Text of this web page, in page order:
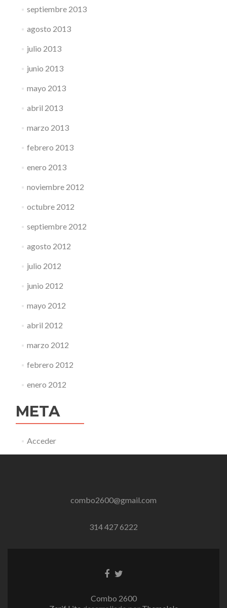
septiembre 2013
agosto 2013
julio 2013
junio 2013
mayo 2013
abril 2013
marzo 2013
febrero 2013
enero 2013
noviembre 2012
octubre 2012
septiembre 2012
agosto 2012
julio 2012
junio 2012
mayo 2012
abril 2012
marzo 2012
febrero 2012
enero 2012
META
Acceder
combo2600@gmail.com
314 427 6222
EnlaceEnlace
Combo 2600